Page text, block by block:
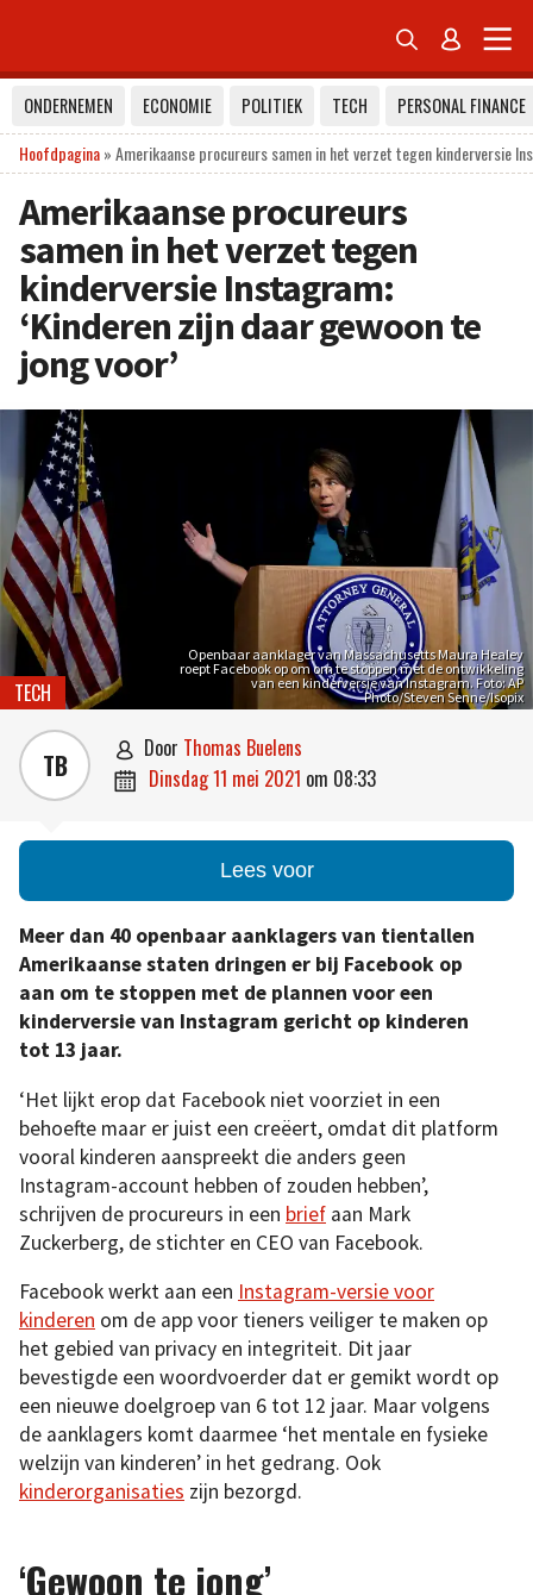
 
ONDERNEMEN ECONOMIE POLITIEK TECH
PERSONAL FINANCE
Hoofdpagina»Amerikaanse procureurs samen in het verzet tegen kinderversie
Amerikaanse procureurs
samen in het verzet tegen
kinderversie Instagram:
‘Kinderen zijn daar gewoon te
jong voor’
Openbaar aanklager van Massachusetts Maura Healey
roept Facebook op om om te stoppen met de ontwikkeling
van een kinderversie van Instagram. Foto: AP
Photo/Steven Senne/Isopix
TECH
TB  door Thomas Buelens
 dinsdag 11 mei 2021 om 08:33
Lees voor
Meer dan 40 openbaar aanklagers van tientallen
Amerikaanse staten dringen er bij Facebook op
aan om te stoppen met de plannen voor een
kinderversie van Instagram gericht op kinderen
tot 13 jaar.
‘Het lijkt erop dat Facebook niet voorziet in een
behoefte maar er juist een creëert, omdat dit platform
vooral kinderen aanspreekt die anders geen
Instagram-account hebben of zouden hebben’,
schrijven de procureurs in een brief aan Mark
Zuckerberg, de stichter en CEO van Facebook.
Facebook werkt aan een Instagram-versie voor
kinderen om de app voor tieners veiliger te maken op
het gebied van privacy en integriteit. Dit jaar
bevestigde een woordvoerder dat er gemikt wordt op
een nieuwe doelgroep van 6 tot 12 jaar. Maar volgens
de aanklagers komt daarmee ‘het mentale en fysieke
welzijn van kinderen’ in het gedrang. Ook
kinderorganisaties zijn bezorgd.
‘Gewoon te jong’